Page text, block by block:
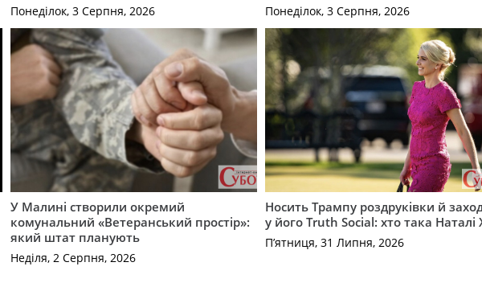
Понеділок, 3 Серпня, 2026 Понеділок, 3 Серпня, 2026
У Малині створили окремий
комунальний «Ветеранський простір»:
який штат планують
Неділя, 2 Серпня, 2026
Носить Трампу роздруківки й
у його Truth Social: хто така Наталі
П’ятниця, 31 Липня, 2026